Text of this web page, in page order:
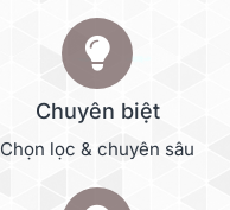
Chuyên biệt
Chọn lọc & chuyên sâu